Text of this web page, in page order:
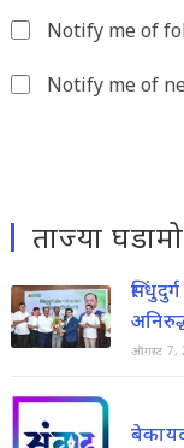
comment
URL
Notify me of
Notify me of
ताज्या
ऑगस्ट 7,